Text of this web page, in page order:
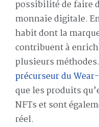
possibilité de faire
monnaie digitale.
habit dont la
contribuent à
plusieurs
précurseur du
que les produits
NFTs et sont
réel.